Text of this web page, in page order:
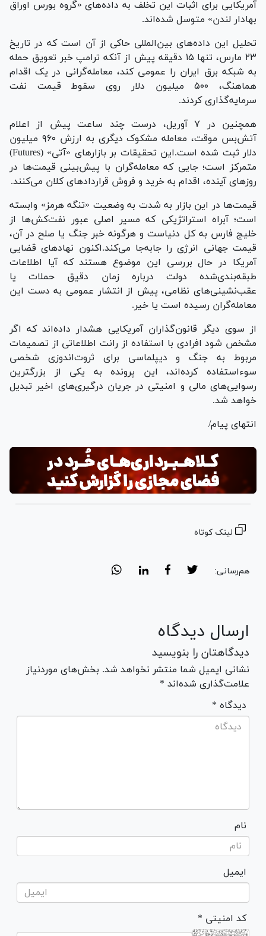
آمریکایی برای اثبات این تخلف به داده‌های «گروه بورس اوراق
بهادار لندن» متوسل شده‌اند.
تحلیل این داده‌های بین‌المللی حاکی از آن است که در تاریخ
۲۳ مارس، تنها ۱۵ دقیقه پیش از آنکه ترامپ خبر تعویق حمله
به شبکه برق ایران را عمومی کند، معامله‌گرانی در یک اقدام
هماهنگ، ۵۰۰ میلیون دلار روی سقوط قیمت نفت
سرمایه‌گذاری کردند.
همچنین در ۷ آوریل، درست چند ساعت پیش از اعلام
آتش‌بس موقت، معامله مشکوک دیگری به ارزش ۹۶۰ میلیون
دلار ثبت شده است.این تحقیقات بر بازارهای «آتی» (Futures)
متمرکز است؛ جایی که معامله‌گران با پیش‌بینی قیمت‌ها در
روزهای آینده، اقدام به خرید و فروش قراردادهای کلان می‌کنند.
قیمت‌ها در این بازار به شدت به وضعیت «تنگه هرمز» وابسته
است؛ آبراه استراتژیکی که مسیر اصلی عبور نفت‌کش‌ها از
خلیج فارس به کل دنیاست و هرگونه خبر جنگ یا صلح در آن،
قیمت جهانی انرژی را جابه‌جا می‌کند.اکنون نهادهای قضایی
آمریکا در حال بررسی این موضوع هستند که آیا اطلاعات
طبقه‌بندی‌شده دولت درباره زمان دقیق حملات یا
عقب‌نشینی‌های نظامی، پیش از انتشار عمومی به دست این
معامله‌گران رسیده است یا خیر.
از سوی دیگر قانون‌گذاران آمریکایی هشدار داده‌اند که اگر
مشخص شود افرادی با استفاده از رانت اطلاعاتی از تصمیمات
مربوط به جنگ و دیپلماسی برای ثروت‌اندوزی شخصی
سوءاستفاده کرده‌اند، این پرونده به یکی از بزرگترین
رسوایی‌های مالی و امنیتی در جریان درگیری‌های اخیر تبدیل
خواهد شد.
انتهای پیام/
لینک کوتاه
هم‌رسانی:
ارسال دیدگاه
دیدگاهتان را بنویسید
نشانی ایمیل شما منتشر نخواهد شد. بخش‌های موردنیاز
علامت‌گذاری شده‌اند *
* دیدگاه
نام
ایمیل
* کد امنیتی